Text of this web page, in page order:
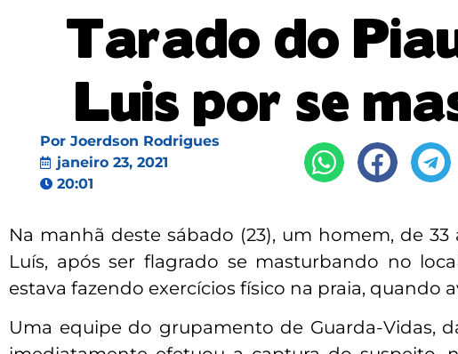
Tarado do
Luis por se
Por Joerdson Rodrigues
janeiro 23, 2021
20:01
Na manhã deste sábado (23), um homem, de
Luís, após ser flagrado se masturbando no
estava fazendo exercícios físico na praia, quando
Uma equipe do grupamento de Guarda-Vidas,